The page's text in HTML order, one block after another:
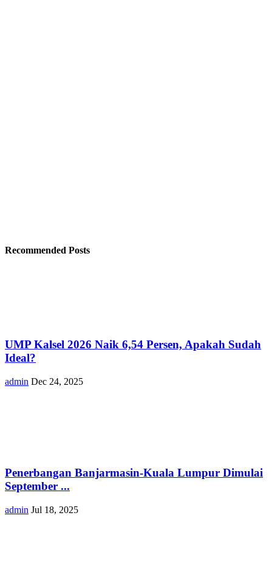
Recommended Posts
UMP Kalsel 2026 Naik 6,54 Persen, Apakah Sudah
Ideal?
admin Dec 24, 2025
Penerbangan Banjarmasin-Kuala Lumpur Dimulai
September ...
admin Jul 18, 2025